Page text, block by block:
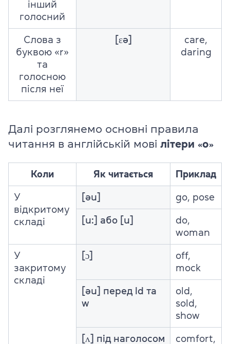
інший
голосний
Слова з
буквою «r»
та
голосною
після неї
[ɛə]
care,
daring
Далі розглянемо основні правила
читання в англійській мові літери «o»
Коли Як читається Приклад
У
відкритому
складі
[əu] go, pose
[u:] або [u]
do,
woman
У
закритому
складі
[ɔ]
off,
mock
[əu] перед ld та
w
old,
sold,
show
[ʌ] під наголосом
comfort,